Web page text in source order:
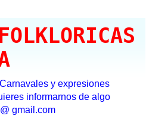
y expresiones
informarnos de algo
gmail.com